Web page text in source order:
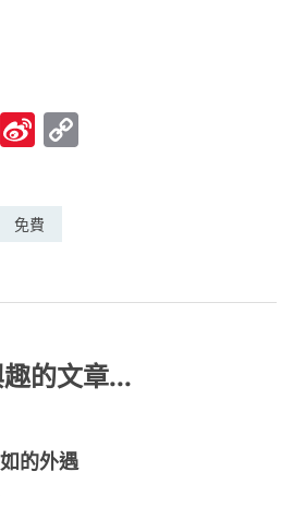
T Si
a
W
b n
免費
的文章...
的外遇